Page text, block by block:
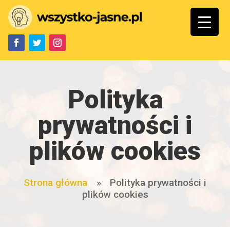
Polityka
prywatności i
plików cookies
Strona główna »
Polityka prywatności i
plików cookies